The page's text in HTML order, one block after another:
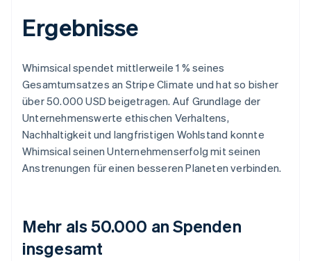
Ergebnisse
Whimsical spendet mittlerweile 1 % seines
Gesamtumsatzes an Stripe Climate und hat so bisher
über 50.000 USD beigetragen. Auf Grundlage der
Unternehmenswerte ethischen Verhaltens,
Nachhaltigkeit und langfristigen Wohlstand konnte
Whimsical seinen Unternehmenserfolg mit seinen
Anstrenungen für einen besseren Planeten verbinden.
Mehr als 50.000 an Spenden
insgesamt